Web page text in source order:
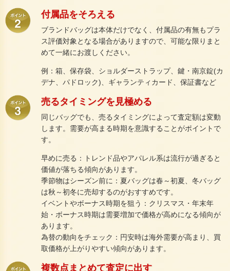
付属品をそろえる
ブランドバッグは本体だけでなく、付属品の有無もプラ
ス評価対象となる場合がありますので、可能な限りまと
めて一緒にお渡しください。
例：箱、保存袋、ショルダーストラップ、鍵・南京錠(カ
デナ、パドロック)、ギャランティカード、保証書など
売るタイミングを見極める
同じバッグでも、売るタイミングによって査定額は変動
します。需要が高まる時期を意識することがポイントで
す。
早めに売る：トレンド品やアパレル系は流行が過ぎると
価値が落ちる傾向があります。
季節物はシーズン前に：夏バッグは春～初夏、冬バッグ
は秋～初冬に売却するのがおすすめです。
イベントやボーナス時期を狙う：クリスマス・年末年
始・ボーナス時期は需要増加で価格が高めになる傾向が
あります。
為替の動向をチェック：円安時は海外需要が高まり、買
取価格が上がりやすい傾向があります。
複数点まとめて査定に出す